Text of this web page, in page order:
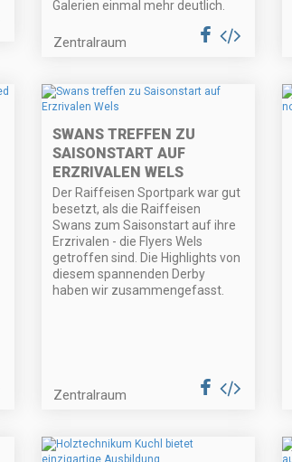
Galerien einmal mehr deutlich.
Zentralraum
SWANS TREFFEN ZU
SAISONSTART AUF
ERZRIVALEN WELS
Der Raiffeisen Sportpark war gut
besetzt, als die Raiffeisen
Swans zum Saisonstart auf ihre
Erzrivalen - die Flyers Wels
getroffen sind. Die Highlights von
diesem spannenden Derby
haben wir zusammengefasst.
Zentralraum